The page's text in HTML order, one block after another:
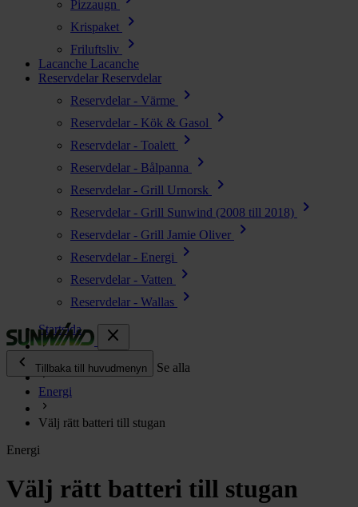
Pizzaugn
Krispaket chevron_right
Friluftsliv chevron_right
Lacanche Lacanche
Reservdelar Reservdelar
Reservdelar - Värme
chevron_right
Reservdelar - Kök & Gasol chevron_right
Reservdelar - Toalett chevron_right
Reservdelar - Bålpanna chevron_right
Reservdelar - Grill Urnorsk chevron_right
Reservdelar - Grill Sunwind (2008 till 2018) chevron_right
Reservdelar - Grill Jamie Oliver chevron_right
Reservdelar - Energi chevron_right
Reservdelar - Vatten chevron_right
Reservdelar - Wallas
chevron_right
close
chevron_left
Tillbaka till huvudmenyn Se alla
Energi
chevron_right
Vatten chevron_right
Startsida
Energi
Välj rätt batteri till stugan
Energi
Välj rätt batteri till stugan